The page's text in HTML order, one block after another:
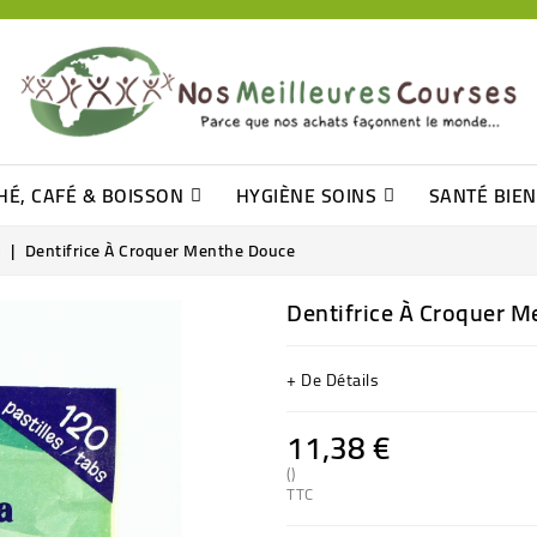
CAFÉ & BOISSON HYGIÈNE SOINS SANTÉ
Dentifrice À Croquer Menthe Douce
Dentifrice À Croquer
+ De Détails
11,38 €
()
TTC